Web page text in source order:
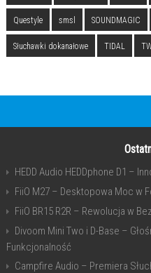
Questyle smsl SOUNDMAGIC
Słuchawki dokanałowe TIDAL
HEDD Audio HEDDphone D1 –
FiiO M27 – Desktopowa Moc w
FiiO BR15 R2R – Rewolucja w
Divoom Mini Two i D-Base –
Funkcjonalność
Campfire Audio – Premiera